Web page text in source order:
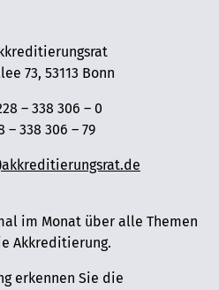
73, 53113 Bonn
– 338 306 – 0
– 338 306 – 79
im Monat über alle Themen
Akkreditierung.
erkennen Sie die